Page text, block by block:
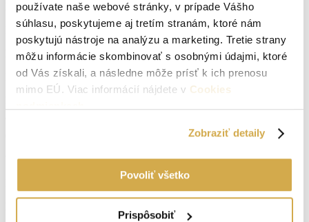
používate naše webové stránky, v prípade Vášho
súhlasu, poskytujeme aj tretím stranám, ktoré nám
poskytujú nástroje na analýzu a marketing. Tretie strany
môžu informácie skombinovať s osobnými údajmi, ktoré
od Vás získali, a následne môže prísť k ich prenosu
mimo EÚ. Viac informácií nájdete v Cookies
Zobraziť detaily
Povoliť všetko
Prispôsobiť
Počet kúpeľní:1
Počet balkónov:1
Podpivničený:Áno
Internet:optika
Vlastníctvo:osobné